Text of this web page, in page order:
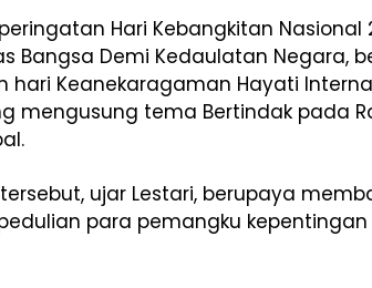
Hari Kebangkitan
Bangsa Demi Kedaulatan Negara,
hari Keanekaragaman Hayati
mengusung tema Bertindak pada
ujar Lestari, berupaya
para pemangku